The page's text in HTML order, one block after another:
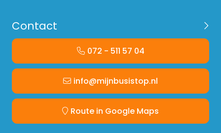
Contact
072 - 511 57 04
info@mijnbusistop.nl
Route in Google Maps